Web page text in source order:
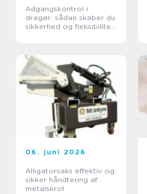
Adgangskontrol i
dragør: sådan skaber du
sikkerhed og fleksibilitet
06. juni 2026
Alligatorsaks effektiv og
sikker håndtering af
metalskrot